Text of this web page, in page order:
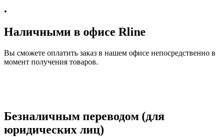
.
Наличными в офисе Rline
Вы сможете оплатить заказ в нашем офисе непосредственно в
момент получения товаров.
Безналичным переводом (для
юридических лиц)